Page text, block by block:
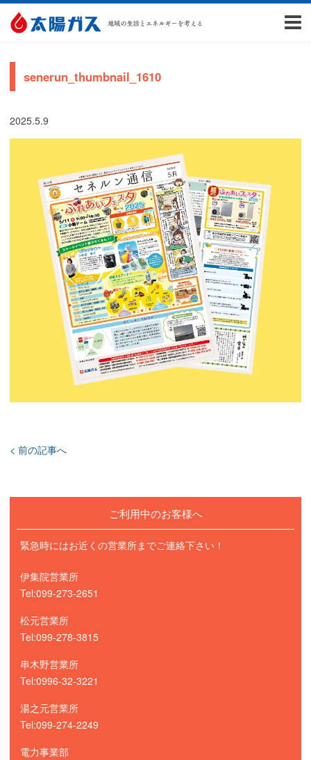
senerun_thumbnail_1610
2025.5.9
< 前の記事へ
ご利用中のお客様へ
緊急時にはお近くの営業所までご連絡下さい！
伊集院営業所
Tel:099-273-2651
松元営業所
Tel:099-278-3815
串木野営業所
Tel:0996-32-3221
湯之元営業所
Tel:099-274-2249
電力事業部